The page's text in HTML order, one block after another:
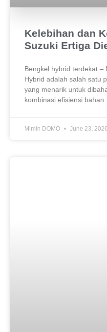
Kelebihan dan
Suzuki Ertiga
Bengkel hybrid terdekat –
Hybrid adalah salah satu
yang menarik untuk
kombinasi efisiensi bahan
Mimin DOMO June 23, 2026